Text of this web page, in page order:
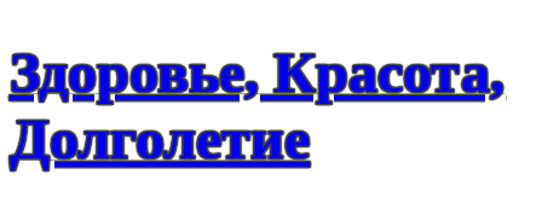
Наверх
Здоровье, Красота,
Долголетие